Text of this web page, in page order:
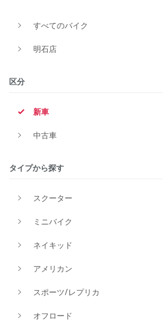
すべてのバイク
明石店
区分
新車
中古車
タイプから探す
スクーター
ミニバイク
ネイキッド
アメリカン
スポーツ/レプリカ
オフロード
新車
タイプ
価格